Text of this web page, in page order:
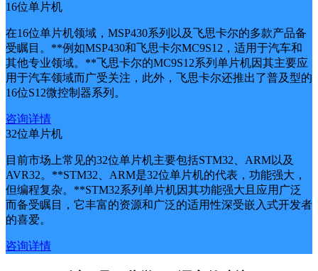
16位单片机
在16位单片机领域，MSP430系列以及飞思卡尔的多款产品备
受瞩目。**例如MSP430和飞思卡尔MC9S12，适用于汽车和
其他专业领域。**飞思卡尔的MC9S12系列单片机因其主要应
用于汽车领域而广受关注，此外，飞思卡尔还推出了普及型的
16位S12微控制器系列。
咨询详情
32位单片机
目前市场上常见的32位单片机主要包括STM32、ARM以及
AVR32。**STM32、ARM是32位单片机的代表，功能强大，
但编程复杂。**STM32系列单片机因其功能强大且应用广泛
而备受瞩目，它丰富的资源和广泛的适用性深受嵌入式开发者
的喜爱。
咨询详情